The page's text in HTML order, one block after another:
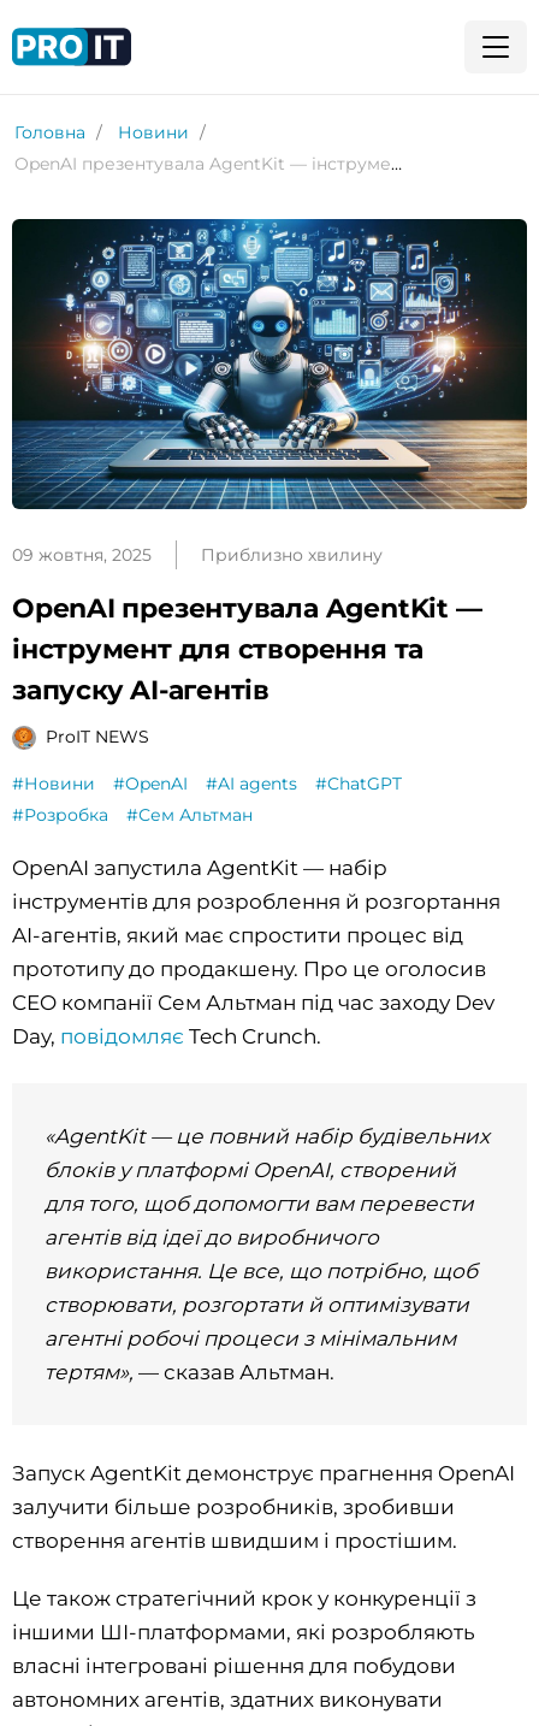
Головна
Новини
OpenAI презентувала AgentKit — інструмент для створення та запуску AI-агентів
09 жовтня, 2025 Приблизно хвилину
OpenAI презентувала AgentKit —
інструмент для створення та
запуску AI-агентів
ProIT NEWS
#Новини #OpenAI #AI agents
#ChatGPT
#Розробка
#Сем Альтман
OpenAI запустила AgentKit — набір
інструментів для розроблення й розгортання
AI-агентів, який має спростити процес від
прототипу до продакшену. Про це оголосив
CEO компанії Сем Альтман під час заходу Dev
Day, повідомляє Tech Crunch.
«AgentKit — це повний набір будівельних
блоків у платформі OpenAI, створений
для того, щоб допомогти вам перевести
агентів від ідеї до виробничого
використання. Це все, що потрібно, щоб
створювати, розгортати й оптимізувати
агентні робочі процеси з мінімальним
тертям», — сказав Альтман.
Запуск AgentKit демонструє прагнення OpenAI
залучити більше розробників, зробивши
створення агентів швидшим і простішим.
Це також стратегічний крок у конкуренції з
іншими ШІ-платформами, які розробляють
власні інтегровані рішення для побудови
автономних агентів, здатних виконувати